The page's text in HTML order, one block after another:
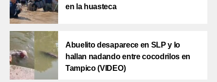
en la huasteca
Abuelito desaparece en SLP y lo
hallan nadando entre cocodrilos en
Tampico (VIDEO)